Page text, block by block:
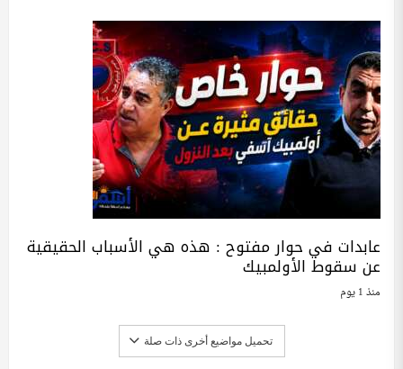
عابدات في حوار مفتوح : هذه هي الأسباب الحقيقية
عن سقوط الأولمبيك
منذ 1 يوم
تحميل مواضيع أخرى ذات صلة